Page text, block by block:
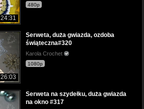
24:31
480p
26:03
Serweta, duża gwiazda, ozdoba
świąteczna#320
Karola Crochet
1080p
Serweta na szydełku, duża gwiazda
na okno #317